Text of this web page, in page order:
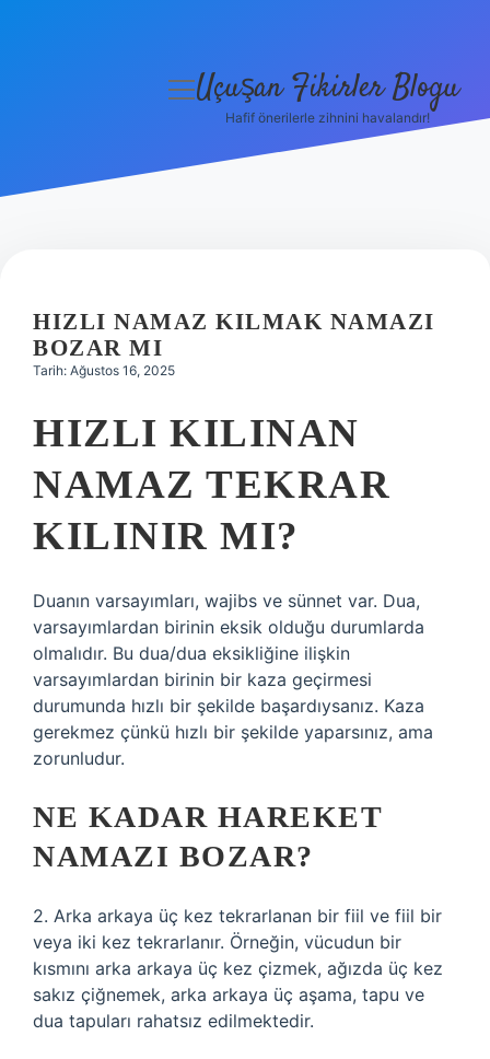
Hakkımızda
menüyü
Uçuşan Fikirler Blogu
Hafif önerilerle zihnini havalandır!
HIZLI NAMAZ KILMAK NAMAZI
BOZAR MI
Tarih: Ağustos 16, 2025
HIZLI KILINAN
NAMAZ TEKRAR
KILINIR MI?
Duanın varsayımları, wajibs ve sünnet var. Dua,
varsayımlardan birinin eksik olduğu durumlarda
olmalıdır. Bu dua/dua eksikliğine ilişkin
varsayımlardan birinin bir kaza geçirmesi
durumunda hızlı bir şekilde başardıysanız. Kaza
gerekmez çünkü hızlı bir şekilde yaparsınız, ama
zorunludur.
NE KADAR HAREKET
NAMAZI BOZAR?
2. Arka arkaya üç kez tekrarlanan bir fiil ve fiil bir
veya iki kez tekrarlanır. Örneğin, vücudun bir
kısmını arka arkaya üç kez çizmek, ağızda üç kez
sakız çiğnemek, arka arkaya üç aşama, tapu ve
dua tapuları rahatsız edilmektedir.